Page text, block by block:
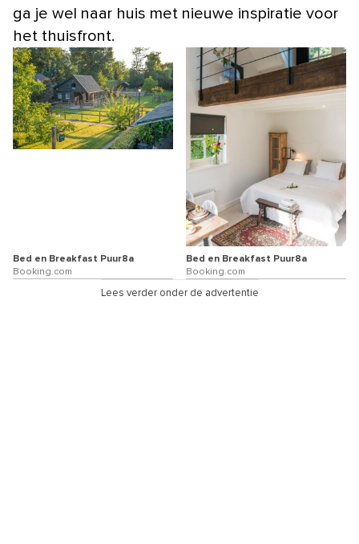
ga je wel naar huis met nieuwe inspiratie voor
het thuisfront.
Bed en Breakfast Puur8a
Booking.com
Bed en Breakfast Puur8a
Booking.com
Lees verder onder de advertentie